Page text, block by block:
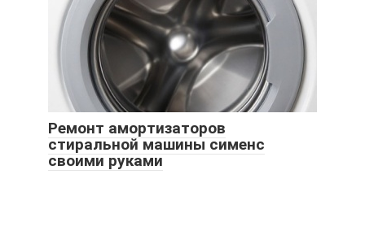
Ремонт амортизаторов
стиральной машины сименс
своими руками